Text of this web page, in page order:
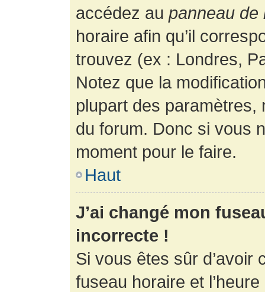
accédez au panneau de
horaire afin qu’il
trouvez (ex : Londres,
Notez que la
plupart des paramètres,
du forum. Donc si vous
moment pour le faire.
Haut
J’ai changé mon
incorrecte !
Si vous êtes sûr d’avoir
fuseau horaire et